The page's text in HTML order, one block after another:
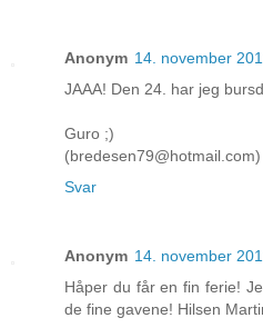
Anonym 14. november
JAAA! Den 24. har jeg
Guro ;)
(bredesen79@hotmail.com)
Svar
Anonym 14. november
Håper du får en fin ferie!
de fine gavene! Hilsen